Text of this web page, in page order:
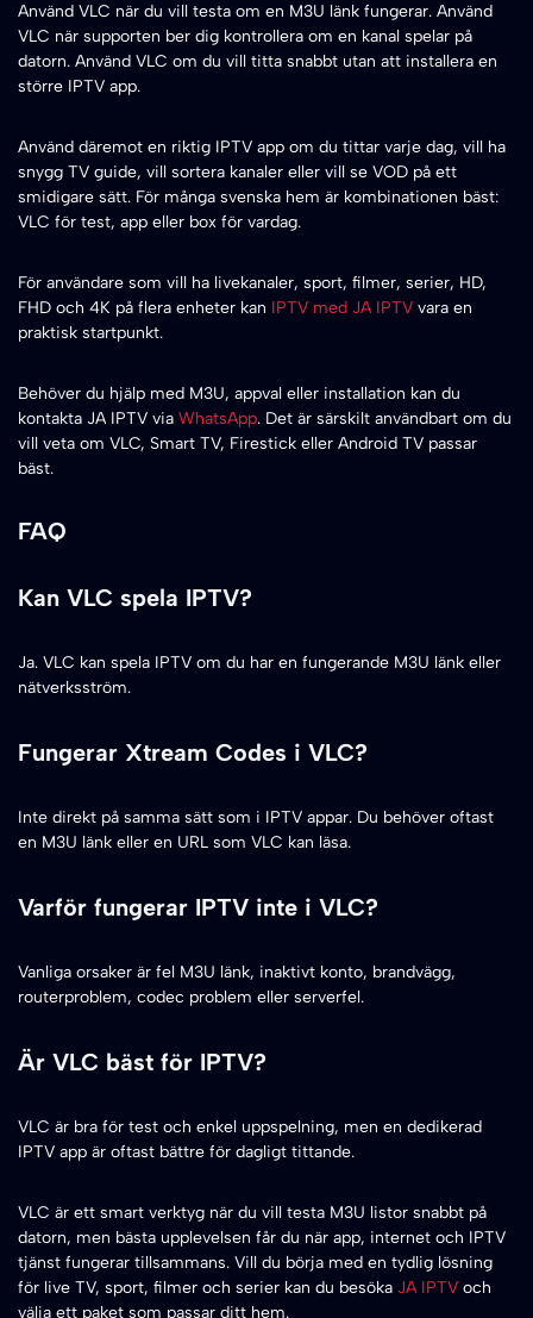
Använd VLC när du vill testa om en M3U länk fungerar. Använd
VLC när supporten ber dig kontrollera om en kanal spelar på
datorn. Använd VLC om du vill titta snabbt utan att installera en
större IPTV app.
Använd däremot en riktig IPTV app om du tittar varje dag, vill ha
snygg TV guide, vill sortera kanaler eller vill se VOD på ett
smidigare sätt. För många svenska hem är kombinationen bäst:
VLC för test, app eller box för vardag.
För användare som vill ha livekanaler, sport, filmer, serier, HD,
FHD och 4K på flera enheter kan IPTV med JA IPTV vara en
praktisk startpunkt.
Behöver du hjälp med M3U, appval eller installation kan du
kontakta JA IPTV via WhatsApp. Det är särskilt användbart om du
vill veta om VLC, Smart TV, Firestick eller Android TV passar
bäst.
FAQ
Kan VLC spela IPTV?
Ja. VLC kan spela IPTV om du har en fungerande M3U länk eller
nätverksström.
Fungerar Xtream Codes i VLC?
Inte direkt på samma sätt som i IPTV appar. Du behöver oftast
en M3U länk eller en URL som VLC kan läsa.
Varför fungerar IPTV inte i VLC?
Vanliga orsaker är fel M3U länk, inaktivt konto, brandvägg,
routerproblem, codec problem eller serverfel.
Är VLC bäst för IPTV?
VLC är bra för test och enkel uppspelning, men en dedikerad
IPTV app är oftast bättre för dagligt tittande.
VLC är ett smart verktyg när du vill testa M3U listor snabbt på
datorn, men bästa upplevelsen får du när app, internet och IPTV
tjänst fungerar tillsammans. Vill du börja med en tydlig lösning
för live TV, sport, filmer och serier kan du besöka JA IPTV och
välja ett paket som passar ditt hem.